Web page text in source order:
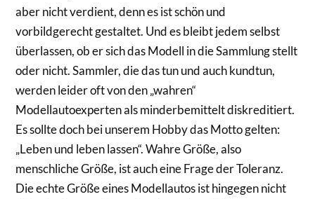
aber nicht verdient, denn es ist schön und
vorbildgerecht gestaltet. Und es bleibt jedem selbst
überlassen, ob er sich das Modell in die Sammlung stellt
oder nicht. Sammler, die das tun und auch kundtun,
werden leider oft von den „wahren“
Modellautoexperten als minderbemittelt diskreditiert.
Es sollte doch bei unserem Hobby das Motto gelten:
„Leben und leben lassen“. Wahre Größe, also
menschliche Größe, ist auch eine Frage der Toleranz.
Die echte Größe eines Modellautos ist hingegen nicht